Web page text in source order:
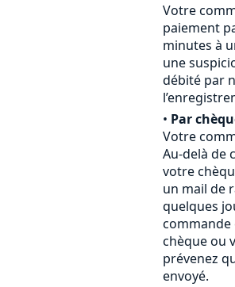
Votre
paiement
minutes à
une
débité par
• Par
Votre
Au-delà de
votre
un mail de
quelques
chèque ou
prévenez
envoyé.